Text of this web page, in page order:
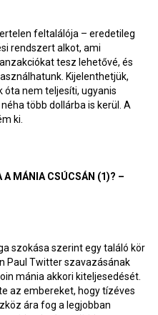
feltalálója – eredetileg
rendszert alkot, ami
tesz lehetővé, és
Kijelenthetjük,
óta nem teljesíti, ugyanis
több dollárba is kerül. A
ki.
A MÁNIA CSÚCSÁN (1)? –
szokása szerint egy találó kör
Paul Twitter szavazásának
mánia akkori kiteljesedését.
az embereket, hogy tízéves
ára fog a legjobban